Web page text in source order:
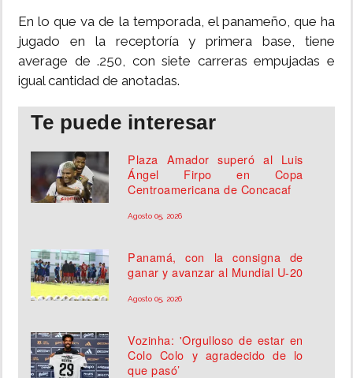
En lo que va de la temporada, el panameño, que ha
jugado en la receptoría y primera base, tiene
average de .250, con siete carreras empujadas e
igual cantidad de anotadas.
Te puede interesar
Plaza Amador superó al Luis
Ángel Firpo en Copa
Centroamericana de Concacaf
Agosto 05, 2026
Panamá, con la consigna de
ganar y avanzar al Mundial U-20
Agosto 05, 2026
Vozinha: 'Orgulloso de estar en
Colo Colo y agradecido de lo
que pasó’